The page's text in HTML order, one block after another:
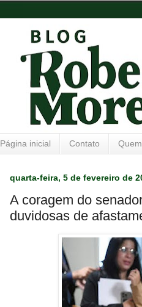
Página inicial Contato
quarta-feira, 5 de fevereiro de
A coragem do
duvidosas de